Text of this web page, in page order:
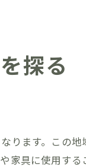
探る
ます。この地
家具に使用す